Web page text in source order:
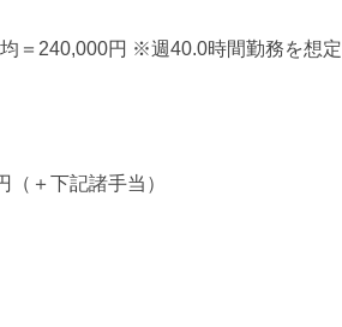
＝240,000円 ※週40.0時間勤務を想定
＋下記諸手当）